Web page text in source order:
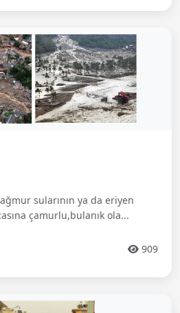
sularının ya da eriyen
çamurlu,bulanık ola...
909